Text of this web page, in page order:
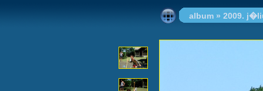
album» 2009.